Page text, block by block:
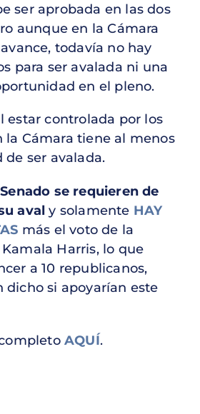
ser aprobada en las dos
aunque en la Cámara
todavía no hay
para ser avalada ni una
en el pleno.
estar controlada por los
la Cámara tiene al menos
ser avalada.
se requieren de
avaly solamente HAY
más el voto de la
Harris, lo que
a 10 republicanos,
dicho si apoyarían este
AQUÍ.